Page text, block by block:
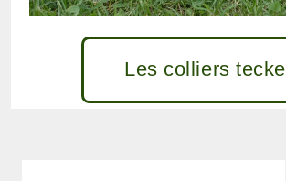
Les colliers teckel